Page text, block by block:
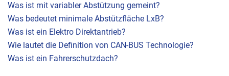
Was ist mit variabler Abstützung gemeint?
Was bedeutet minimale Abstützfläche LxB?
Was ist ein Elektro Direktantrieb?
Wie lautet die Definition von CAN-BUS Technologie?
Was ist ein Fahrerschutzdach?